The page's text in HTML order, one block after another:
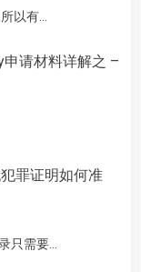
以有…
申请材料详解之 –
罪证明如何准
只需要…